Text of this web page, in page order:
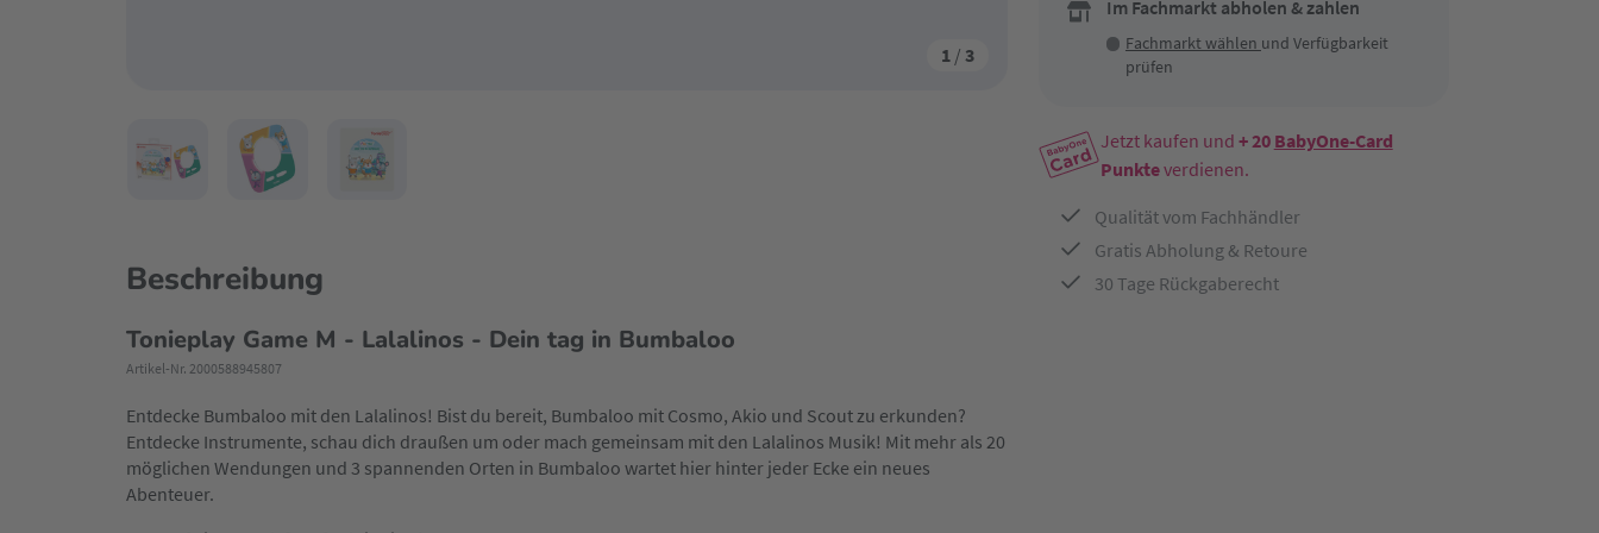
1 /3
Im Fachmarkt abholen & zahlen
Fachmarkt wählen und Verfügbarkeit
prüfen
Jetzt kaufen und + 20 BabyOne-Card
Punkteverdienen.
Qualität vom Fachhändler
Gratis Abholung & Retoure
30 Tage Rückgaberecht
Beschreibung
Tonieplay Game M - Lalalinos - Dein tag in Bumbaloo
Artikel-Nr. 2000588945807
Entdecke Bumbaloo mit den Lalalinos! Bist du bereit, Bumbaloo mit Cosmo, Akio und Scout zu erkunden?
Entdecke Instrumente, schau dich draußen um oder mach gemeinsam mit den Lalalinos Musik! Mit mehr als 20
möglichen Wendungen und 3 spannenden Orten in Bumbaloo wartet hier hinter jeder Ecke ein neues
Abenteuer.